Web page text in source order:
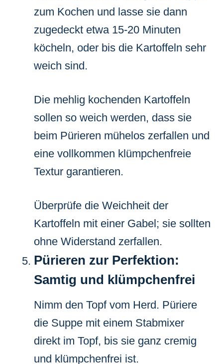
zum Kochen und lasse sie dann
zugedeckt etwa 15-20 Minuten
köcheln, oder bis die Kartoffeln sehr
weich sind.
Die mehlig kochenden Kartoffeln
sollen so weich werden, dass sie
beim Pürieren mühelos zerfallen und
eine vollkommen klümpchenfreie
Textur garantieren.
Überprüfe die Weichheit der
Kartoffeln mit einer Gabel; sie sollten
ohne Widerstand zerfallen.
Pürieren zur Perfektion:
Samtig und klümpchenfrei
Nimm den Topf vom Herd. Püriere
die Suppe mit einem Stabmixer
direkt im Topf, bis sie ganz cremig
und klümpchenfrei ist.